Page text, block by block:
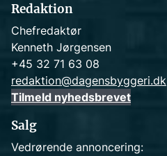
Redaktion
Chefredaktør
Kenneth Jørgensen
+45 32 71 63 08
redaktion@dagensbyggeri.dk
Tilmeld nyhedsbrevet
Salg
Vedrørende annoncering: